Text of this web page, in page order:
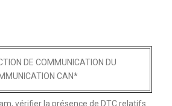
DE COMMUNICATION DU
CAN*
vérifier la présence de DTC relatifs